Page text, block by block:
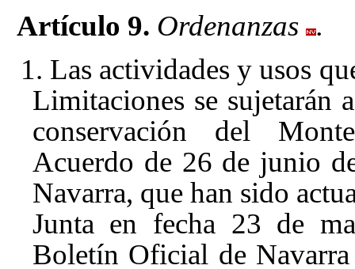
Artículo 9. Ordenanzas .
1. Las actividades y usos
Limitaciones se sujetarán
conservación del
Acuerdo de 26 de junio
Navarra, que han sido
Junta en fecha 23 de
Boletín Oficial de